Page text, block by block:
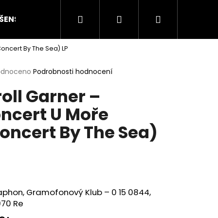
HODNOCENÍ STAVU O NÁS
Hledat PřihlášeníNákupní
By The Sea) LP
Podrobnosti hodnocení
Garner –
U Moře
By The Sea)
Gramofonový Klub ‎– 0 15 0844,
Re
Následující